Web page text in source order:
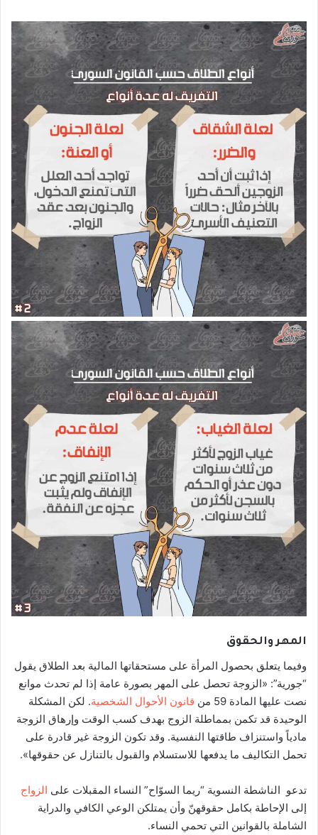
المهر والحقوق
وفيما يتعلق بحصول المرأة على مستحقاتها المالية بعد الطلاق يقول
“جورية”: «الزوجة تحصل على المهر بصورة عامة إذا لم تحدث موانع
نصت عليها المادة 59 من
قانون الأحوال الشخصية. لكن المشكلة
الوحيدة قد تكمن بمماطلة الزوج بهدف كسب الوقت وإرهاق الزوجة
مادياً واستنزاف طاقتها النفسية. وقد تكون الزوجة غير قادرة على
تحمل التكاليف ما يدفعها للاستسلام والقبول بالتنازل عن حقوقها».
تدعو الناشطة النسوية “ريما السوّاح” النساء المقبلات على الزواج
إلى الإحاطة بكامل حقوقهنّ وأن يمتلكن الوعي الكافي والدراية
الشاملة بالقوانين التي تحمي النساء.